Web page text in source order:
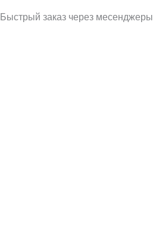
Быстрый заказ через месенджеры